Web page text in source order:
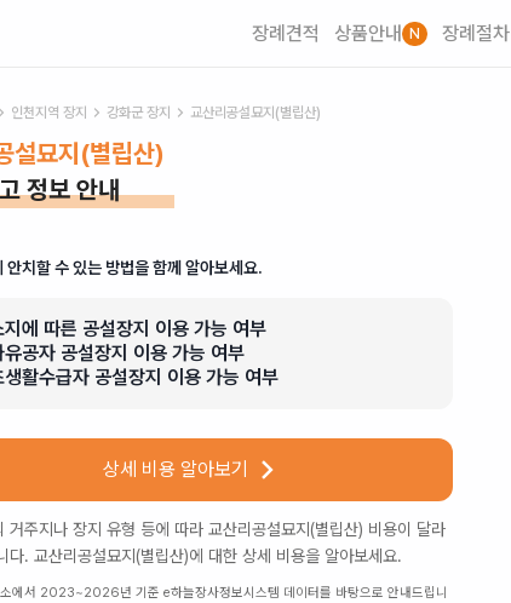
장례견적 상품안내 N 장례절차
인천지역 장지 강화군 장지 교산리공설묘지(별립산)
설묘지(별립산)
정보 안내
안치할 수 있는 방법을 함께 알아보세요.
지에 따른 공설장지 이용 가능 여부
유공자 공설장지 이용 가능 여부
생활수급자 공설장지 이용 가능 여부
상세 비용 알아보기
거주지나 장지 유형 등에 따라 교산리공설묘지(별립산) 비용이 달라
다. 교산리공설묘지(별립산)에 대한 상세 비용을 알아보세요.
에서 2023~2026년 기준 e하늘장사정보시스템 데이터를 바탕으로 안내드립니